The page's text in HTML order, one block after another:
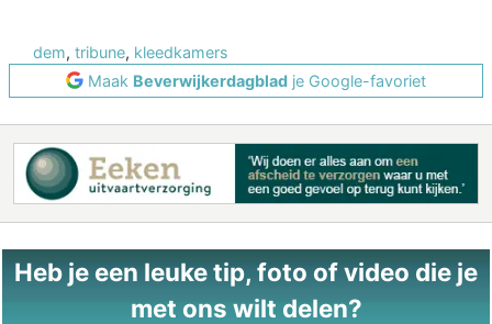
dem, tribune, kleedkamers
Maak Beverwijkerdagblad je Google-favoriet
Heb je een leuke tip, foto of video die je
met ons wilt delen?